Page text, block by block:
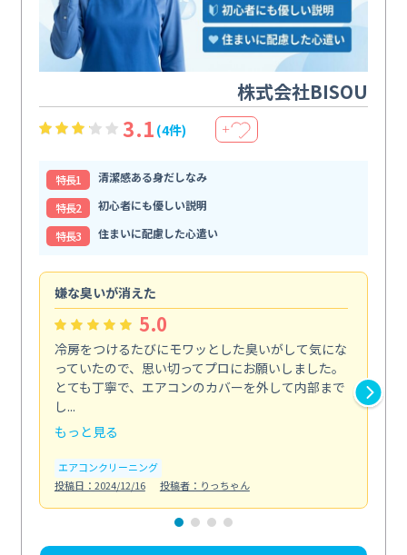
株式会社BISOU
3.1 (4件) ＋
特⻑1
清潔感ある身だしなみ
特⻑2
初心者にも優しい説明
特⻑3
住まいに配慮した心遣い
嫌な臭いが消えた
5.0
冷房をつけるたびにモワッとした臭いがして気にな
っていたので、思い切ってプロにお願いしました。
とても丁寧で、エアコンのカバーを外して内部まで
し...
もっと見る
エアコンクリーニング
投稿日：2024/12/16
投稿者：りっちゃん